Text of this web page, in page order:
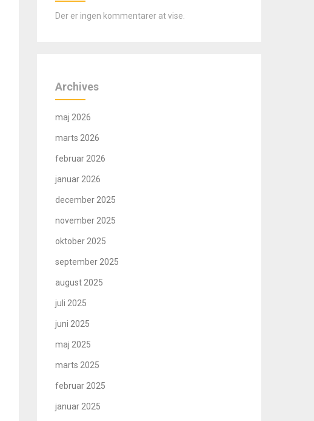
Der er ingen kommentarer at vise.
Archives
maj 2026
marts 2026
februar 2026
januar 2026
december 2025
november 2025
oktober 2025
september 2025
august 2025
juli 2025
juni 2025
maj 2025
marts 2025
februar 2025
januar 2025